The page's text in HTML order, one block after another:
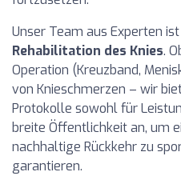
Unser Team aus Experten
Rehabilitation des Knies.
Operation (Kreuzband,
von Knieschmerzen – wir
Protokolle sowohl für
breite Öffentlichkeit an, um
nachhaltige Rückkehr zu
garantieren.